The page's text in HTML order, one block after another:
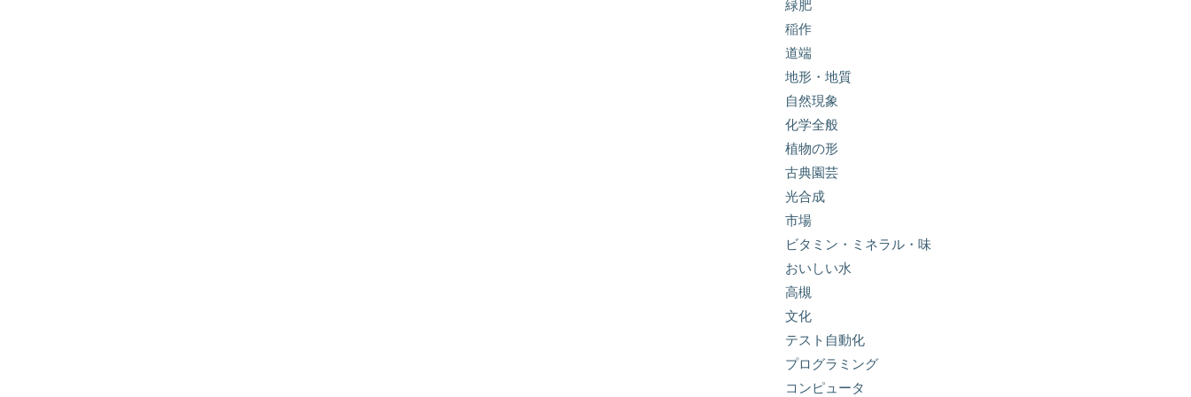
緑肥
稲作
道端
地形・地質
自然現象
化学全般
植物の形
古典園芸
光合成
市場
ビタミン・ミネラル・味
おいしい水
高槻
文化
テスト自動化
プログラミング
コンピュータ